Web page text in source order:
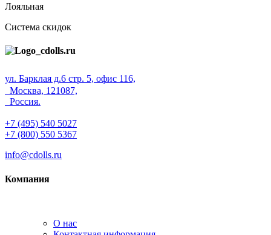
Лояльная
Система скидок
ул. Барклая д.6 стр. 5, офис 116,
Москва, 121087,
Россия.
+7 (495) 540 5027
+7 (800) 550 5367
info@cdolls.ru
Компания
О нас